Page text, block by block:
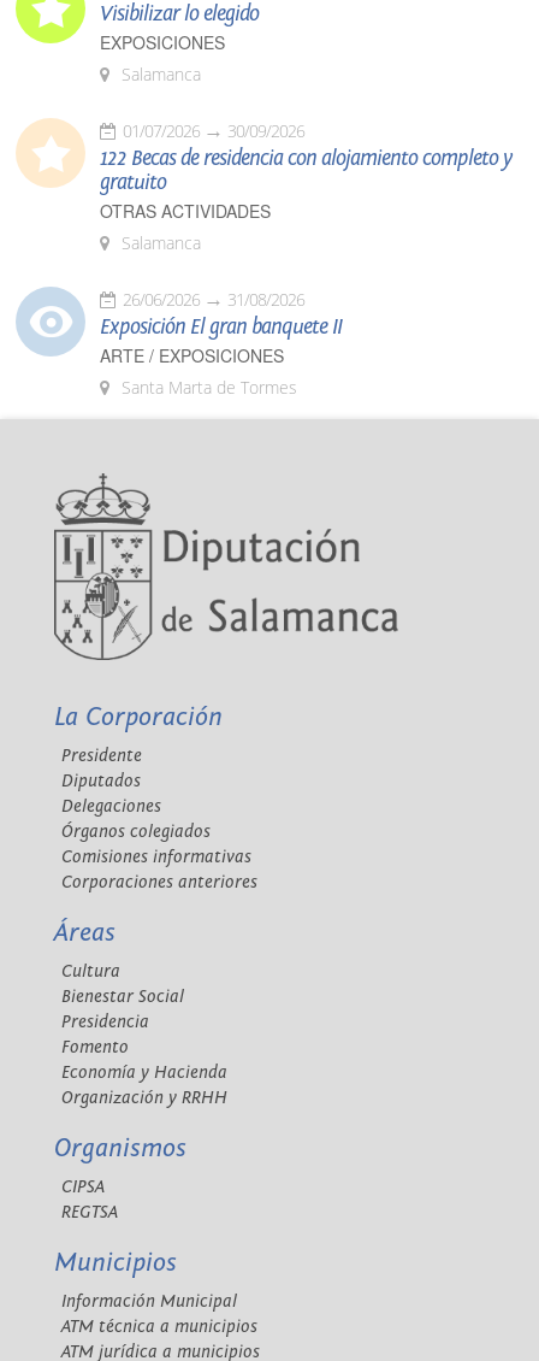
Visibilizar lo elegido
EXPOSICIONES
Salamanca
01/07/2026 30/09/2026
122 Becas de residencia con alojamiento completo y
gratuito
OTRAS ACTIVIDADES
Salamanca
26/06/2026 31/08/2026
Exposición El gran banquete II
ARTE / EXPOSICIONES
Santa Marta de Tormes
La Corporación
Presidente
Diputados
Delegaciones
Órganos colegiados
Comisiones informativas
Corporaciones anteriores
Áreas
Cultura
Bienestar Social
Presidencia
Fomento
Economía y Hacienda
Organización y RRHH
Organismos
CIPSA
REGTSA
Municipios
Información Municipal
ATM técnica a municipios
ATM jurídica a municipios